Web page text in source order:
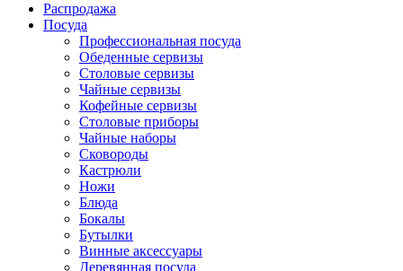
Распродажа
Посуда
Профессиональная посуда
Обеденные сервизы
Столовые сервизы
Чайные сервизы
Кофейные сервизы
Столовые приборы
Чайные наборы
Сковороды
Кастрюли
Ножи
Блюда
Бокалы
Бутылки
Винные аксессуары
Деревянная посуда